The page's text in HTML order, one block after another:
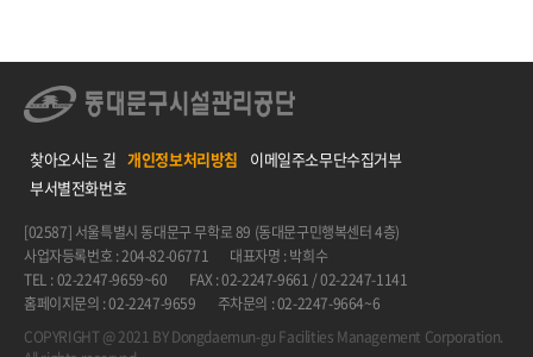
찾아오시는 길 개인정보처리방침
이메일주소무단수집거부
부서별전화번호
[02587] 서울특별시 동대문구 무학로 89 (동대문구민행복센터 4층)
사업자등록번호 : 204-82-06771
대표자명 : 박희수
TEL : 02-2247-9659~60
FAX : 02-2247-9661 / 02-2247-1141
홈페이지문의 : 02-2247-9659
주차문의 : 02-2247-9664~6
COPYRIGHT @ 2021 BY Dongdaemun-gu Facilities Management Corporation.